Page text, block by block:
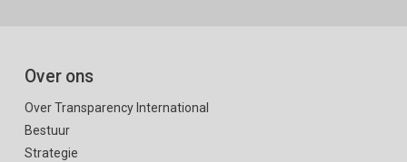
Over ons
Over Transparency International
Bestuur
Strategie